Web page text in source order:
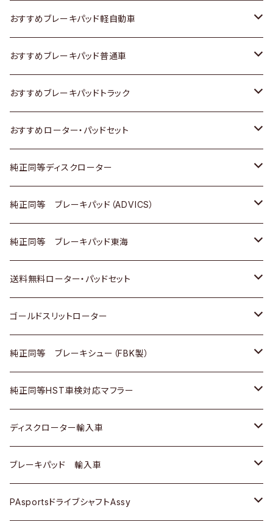
スズキ
日産
いすゞ
ダイハツ
マツダ
三菱
スバル
日野
三菱ふそう
ＢＭＷ
ホンダ
スズキ
日産
いすゞ
ダイハツ
マツダ
三菱
日野
三菱ふそう
トヨタ
スズキ
日産
いすゞ
ダイハツ
三菱
日野
三菱ふそう
その他
おすすめブレーキパッド軽自動車
トヨタ
ホンダ
スズキ
日産
ダイハツ
マツダ
三菱
スバル
おすすめブレーキパッド普通車
トヨタ
ホンダ
スズキ
日産
いすゞ
ダイハツ
マツダ
三菱
スバル
おすすめブレーキパッドトラック
トヨタ
日産
いすゞ
ダイハツ
マツダ
三菱
おすすめローター・パッドセット
トヨタ
ホンダ
スズキ
日産
ダイハツ
マツダ
三菱
スバル
純正同等ディスクローター
トヨタ
ホンダ
スズキ
日産
いすゞ
ダイハツ
マツダ
三菱
スバル
純正同等 ブレーキパッド（ADVICS）
トヨタ
ホンダ
スズキ
日産
ダイハツ
マツダ
三菱
スバル
純正同等 ブレーキパッド東海
トヨタ
ホンダ
日産
いすゞ
ダイハツ
マツダ
三菱
送料無料ローター・パッドセット
トヨタ
ホンダ
スズキ
日産
ダイハツ
マツダ
ゴールドスリットローター
トヨタ
ホンダ
スズキ
日産
ダイハツ
純正同等 ブレーキシュー（FBK製）
ホンダ
スズキ
日産
ダイハツ
純正同等HST車検対応マフラー
トヨタ
ホンダ
スズキ
ディスクローター輸入車
ＡＵＤＩ
ＢＥＮＺ
ブレーキパッド 輸入車
ＢＥＮＺ
PAsportsドライブシャフトAssy